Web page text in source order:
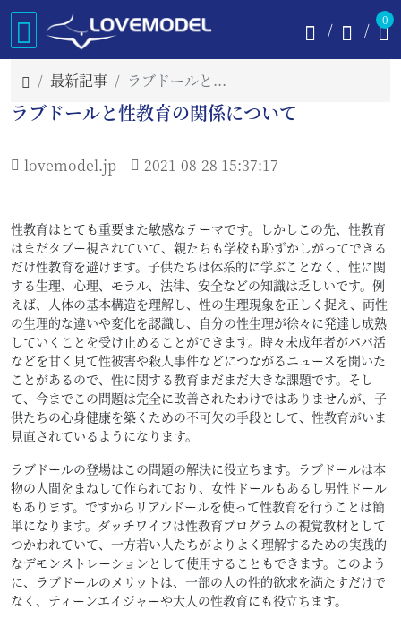
0
最新記事 ラブドールと性教育の関係について
ラブドールと性教育の関係について
lovemodel.jp 2021-08-28 15:37:17
性教育はとても重要また敏感なテーマです。しかしこの先、性教育
はまだタブー視されていて、親たちも学校も恥ずかしがってできる
だけ性教育を避けます。子供たちは体系的に学ぶことなく、性に関
する生理、心理、モラル、法律、安全などの知識は乏しいです。例
えば、人体の基本構造を理解し、性の生理現象を正しく捉え、両性
の生理的な違いや変化を認識し、自分の性生理が徐々に発達し成熟
していくことを受け止めることができます。時々未成年者がパパ活
などを甘く見て性被害や殺人事件などにつながるニュースを聞いた
ことがあるので、性に関する教育まだまだ大きな課題です。そし
て、今までこの問題は完全に改善されたわけではありませんが、子
供たちの心身健康を築くための不可欠の手段として、性教育がいま
見直されているようになります。
ラブドールの登場はこの問題の解決に役立ちます。ラブドールは本
物の人間をまねして作られており、女性ドールもあるし男性ドール
もあります。ですからリアルドールを使って性教育を行うことは簡
単になります。ダッチワイフは性教育プログラムの視覚教材として
つかわれていて、一方若い人たちがよりよく理解するための実践的
なデモンストレーションとして使用することもできます。このよう
に、ラブドールのメリットは、一部の人の性的欲求を満たすだけで
なく、ティーンエイジャーや大人の性教育にも役立ちます。